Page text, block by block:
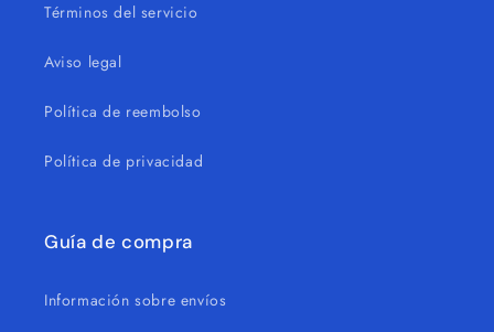
Términos del servicio
Aviso legal
Política de reembolso
Política de privacidad
Guía de compra
Información sobre envíos